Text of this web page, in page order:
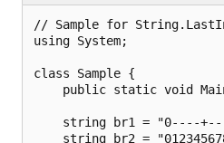
// Sample for
using System;
class Sample {
public static void
string br1 = "0----
string br2 =